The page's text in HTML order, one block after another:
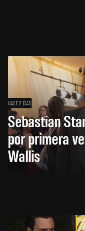
HACE 2 DÍAS
Sebastian
por primera
Wallis